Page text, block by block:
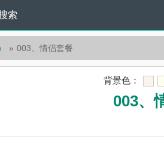
索
003、情侣套餐
背景色：
003、